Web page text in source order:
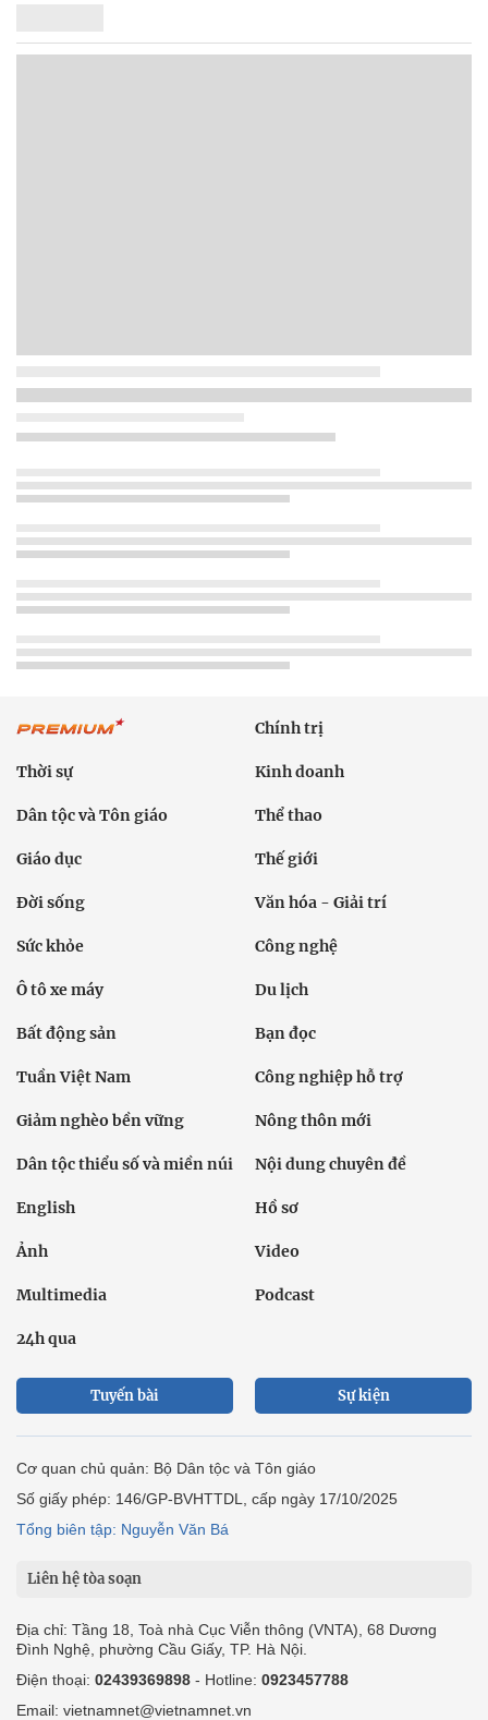
Chính trị
Thời sự Kinh doanh
Dân tộc và Tôn giáo Thể thao
Giáo dục Thế giới
Đời sống Văn hóa - Giải trí
Sức khỏe Công nghệ
Ô tô xe máy Du lịch
Bất động sản Bạn đọc
Tuần Việt Nam Công nghiệp hỗ trợ
Giảm nghèo bền vững Nông thôn mới
Dân tộc thiểu số và miền núi Nội dung chuyên đề
English Hồ sơ
Ảnh Video
Multimedia Podcast
24h qua
Tuyến bài Sự kiện
Cơ quan chủ quản: Bộ Dân tộc và Tôn giáo
Số giấy phép: 146/GP-BVHTTDL, cấp ngày 17/10/2025
Tổng biên tập: Nguyễn Văn Bá
Liên hệ tòa soạn
Địa chỉ: Tầng 18, Toà nhà Cục Viễn thông (VNTA), 68 Dương
Đình Nghệ, phường Cầu Giấy, TP. Hà Nội.
Điện thoại: 02439369898 - Hotline: 0923457788
Email: vietnamnet@vietnamnet.vn